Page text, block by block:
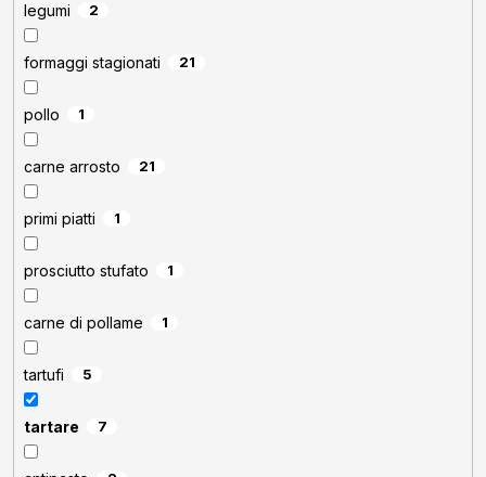
legumi 2
formaggi stagionati 21
pollo 1
carne arrosto 21
primi piatti 1
prosciutto stufato 1
carne di pollame 1
tartufi 5
tartare 7